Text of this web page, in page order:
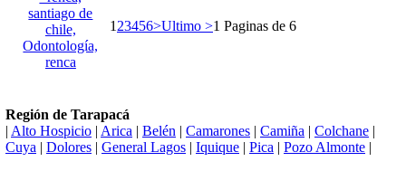
1 23456>Ultimo >1 Paginas de 6
Región de Tarapacá
| Alto Hospicio | Arica | Belén | Camarones | Camiña | Colchane |
Cuya | Dolores | General Lagos | Iquique | Pica | Pozo Almonte |